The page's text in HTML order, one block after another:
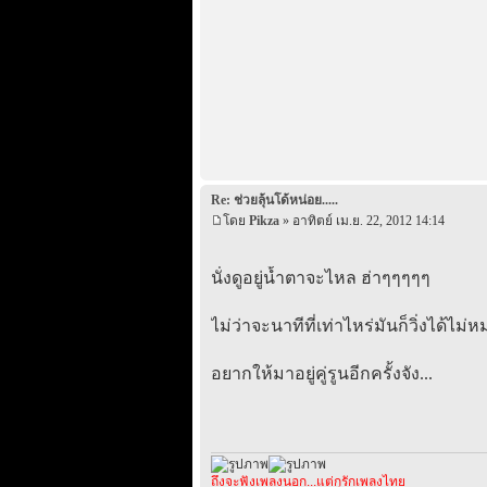
Re: ช่วยลุ้นโด้หน่อย.....
โดย Pikza» อาทิตย์ เม.ย. 22, 2012 14:14
นั่งดูอยู่น้ำตาจะไหล ฮ่าๆๆๆๆๆ
ไม่ว่าจะนาทีที่เท่าไหร่มันก็วิ่งได้ไม่ห
อยากให้มาอยู่คู่รูนอีกครั้งจัง...
ถึงจะฟังเพลงนอก...แต่กุรักเพลงไทย